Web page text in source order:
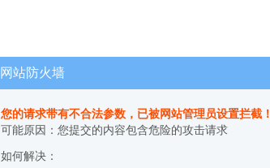
网站防火墙
您的请求带有不合法参数，已被网站管理员设置拦截！
可能原因：您提交的内容包含危险的攻击请求
如何解决：